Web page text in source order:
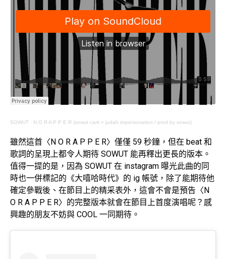
SOWUT · N O R A P P E R (sowut carti + judah impersonation / prod by sowut)
雖然這首〈N O R A P P E R〉僅僅 59 秒鐘，但在 beat 和
歌詞的呈現上都令人期待 SOWUT 能再釋出更長的版本。
值得一提的是，因為 SOWUT 在 instagram 曝光此曲的同
時也一併標記的《大嘻哈時代》的 ig 帳號，除了能期待他
確定參戰後、在節目上的精采表外，這會不會是預告〈N
O R A P P E R〉的完整版本就會在節目上首度演唱呢？感
興趣的朋友不妨與 COOL 一同期待。